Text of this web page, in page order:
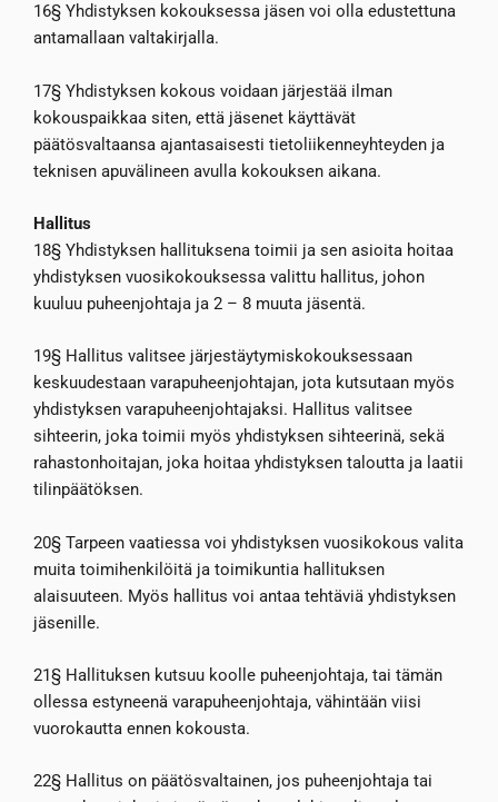
16§ Yhdistyksen kokouksessa jäsen voi olla edustettuna
antamallaan valtakirjalla.
17§ Yhdistyksen kokous voidaan järjestää ilman
kokouspaikkaa siten, että jäsenet käyttävät
päätösvaltaansa ajantasaisesti tietoliikenneyhteyden ja
teknisen apuvälineen avulla kokouksen aikana.
Hallitus
18§ Yhdistyksen hallituksena toimii ja sen asioita hoitaa
yhdistyksen vuosikokouksessa valittu hallitus, johon
kuuluu puheenjohtaja ja 2 – 8 muuta jäsentä.
19§ Hallitus valitsee järjestäytymiskokouksessaan
keskuudestaan varapuheenjohtajan, jota kutsutaan myös
yhdistyksen varapuheenjohtajaksi. Hallitus valitsee
sihteerin, joka toimii myös yhdistyksen sihteerinä, sekä
rahastonhoitajan, joka hoitaa yhdistyksen taloutta ja laatii
tilinpäätöksen.
20§ Tarpeen vaatiessa voi yhdistyksen vuosikokous valita
muita toimihenkilöitä ja toimikuntia hallituksen
alaisuuteen. Myös hallitus voi antaa tehtäviä yhdistyksen
jäsenille.
21§ Hallituksen kutsuu koolle puheenjohtaja, tai tämän
ollessa estyneenä varapuheenjohtaja, vähintään viisi
vuorokautta ennen kokousta.
22§ Hallitus on päätösvaltainen, jos puheenjohtaja tai